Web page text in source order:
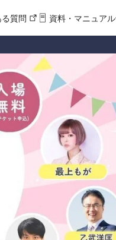
る質問 資料・マニュアル